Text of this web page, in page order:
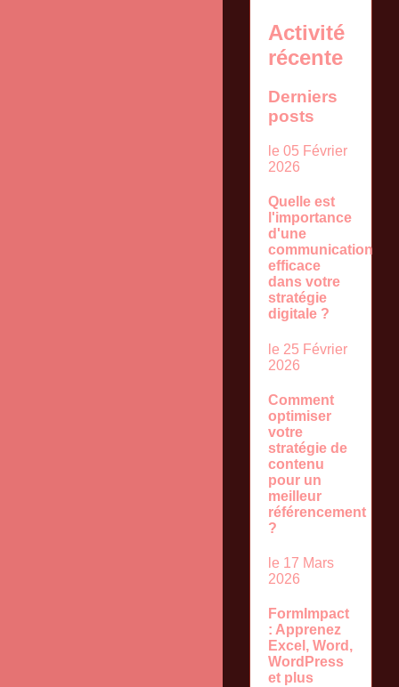
Activité
récente
Derniers
posts
le 05 Février
2026
Quelle est
l'importance
d'une
communication
efficace
dans votre
stratégie
digitale ?
le 25 Février
2026
Comment
optimiser
votre
stratégie de
contenu
pour un
meilleur
référencement
?
le 17 Mars
2026
FormImpact
: Apprenez
Excel, Word,
WordPress
et plus